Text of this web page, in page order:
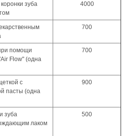
зуба
4000
700
помощи
Flow" (одна
700
с
пасты (одна
900
зуба
лаком
500